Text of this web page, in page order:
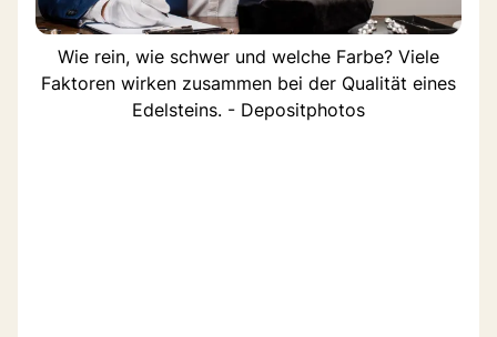
Wie rein, wie schwer und welche Farbe? Viele
Faktoren wirken zusammen bei der Qualität eines
Edelsteins. - Depositphotos